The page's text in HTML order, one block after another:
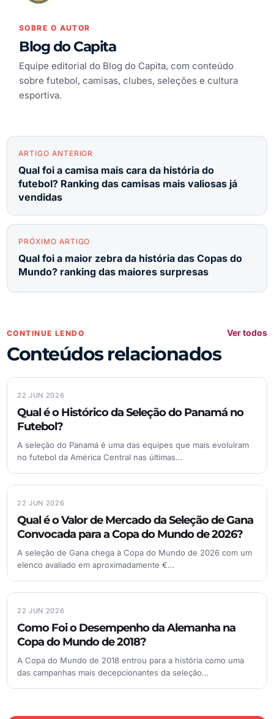
SOBRE O AUTOR
Blog do Capita
Equipe editorial do Blog do Capita, com conteúdo
sobre futebol, camisas, clubes, seleções e cultura
esportiva.
ARTIGO ANTERIOR
Qual foi a camisa mais cara da história do
futebol? Ranking das camisas mais valiosas já
vendidas
PRÓXIMO ARTIGO
Qual foi a maior zebra da história das Copas do
Mundo? ranking das maiores surpresas
CONTINUE LENDO
Conteúdos relacionados
Ver todos
22 JUN 2026
Qual é o Histórico da Seleção do Panamá no
Futebol?
A seleção do Panamá é uma das equipes que mais evoluíram
no futebol da América Central nas últimas…
22 JUN 2026
Qual é o Valor de Mercado da Seleção de Gana
Convocada para a Copa do Mundo de 2026?
A seleção de Gana chega à Copa do Mundo de 2026 com um
elenco avaliado em aproximadamente €…
22 JUN 2026
Como Foi o Desempenho da Alemanha na
Copa do Mundo de 2018?
A Copa do Mundo de 2018 entrou para a história como uma
das campanhas mais decepcionantes da seleção…